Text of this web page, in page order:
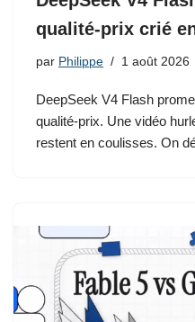
qualité-prix crié
par Philippe 1 août 2026
DeepSeek V4 Flash
qualité-prix. Une vidéo
restent en coulisses. On